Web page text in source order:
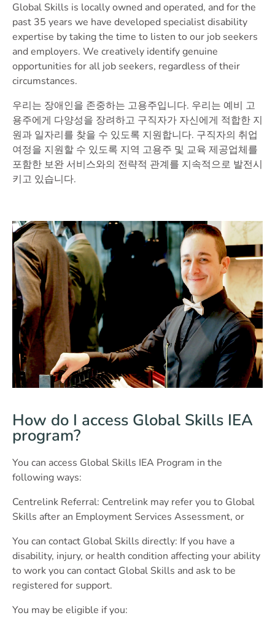
Global Skills is locally owned and operated, and for the
past 35 years we have developed specialist disability
expertise by taking the time to listen to our job seekers
and employers. We creatively identify genuine
opportunities for all job seekers, regardless of their
circumstances.
우리는 장애인을 존중하는 고용주입니다. 우리는 예비 고
용주에게 다양성을 장려하고 구직자가 자신에게 적합한 지
원과 일자리를 찾을 수 있도록 지원합니다. 구직자의 취업
여정을 지원할 수 있도록 지역 고용주 및 교육 제공업체를
포함한 보완 서비스와의 전략적 관계를 지속적으로 발전시
키고 있습니다.
How do I access Global Skills IEA
program?
You can access Global Skills IEA Program in the
following ways:
Centrelink Referral: Centrelink may refer you to Global
Skills after an Employment Services Assessment, or
You can contact Global Skills directly: If you have a
disability, injury, or health condition affecting your ability
to work you can contact Global Skills and ask to be
registered for support.
You may be eligible if you: